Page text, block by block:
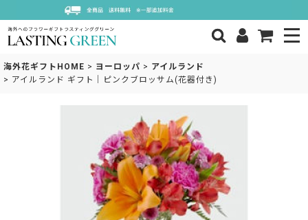
海外花ギフトHOME > ヨーロッパ > アイルランド
> アイルランド ギフト｜ピンクブロッサム(花器付き)